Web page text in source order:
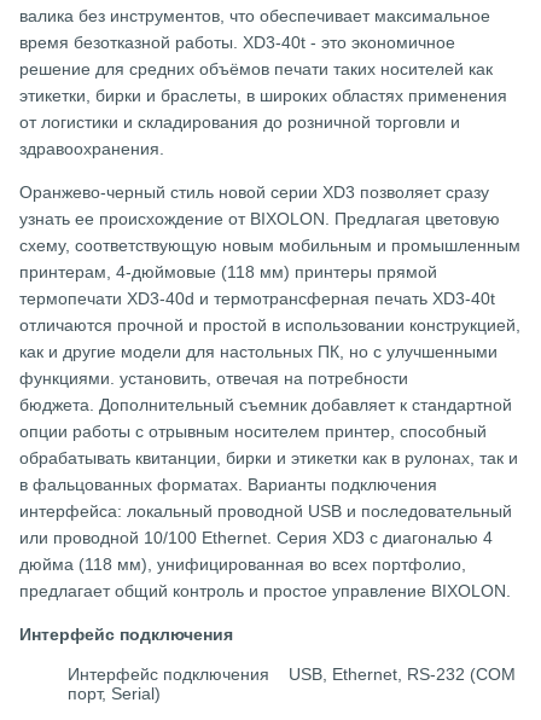
валика без инструментов, что обеспечивает максимальное
время безотказной работы. XD3-40t - это экономичное
решение для средних объёмов печати таких носителей как
этикетки, бирки и браслеты, в широких областях применения
от логистики и складирования до розничной торговли и
здравоохранения.
Оранжево-черный стиль новой серии XD3 позволяет сразу
узнать ее происхождение от BIXOLON. Предлагая цветовую
схему, соответствующую новым мобильным и промышленным
принтерам, 4-дюймовые (118 мм) принтеры прямой
термопечати XD3-40d и термотрансферная печать XD3-40t
отличаются прочной и простой в использовании конструкцией,
как и другие модели для настольных ПК, но с улучшенными
функциями. установить, отвечая на потребности
бюджета. Дополнительный съемник добавляет к стандартной
опции работы с отрывным носителем принтер, способный
обрабатывать квитанции, бирки и этикетки как в рулонах, так и
в фальцованных форматах. Варианты подключения
интерфейса: локальный проводной USB и последовательный
или проводной 10/100 Ethernet. Серия XD3 с диагональю 4
дюйма (118 мм), унифицированная во всех портфолио,
предлагает общий контроль и простое управление BIXOLON.
Интерфейс подключения
Интерфейс подключения USB, Ethernet, RS-232 (COM
порт, Serial)